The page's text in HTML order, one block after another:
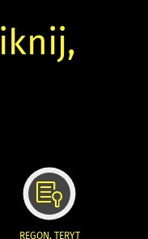
REGON, TERYT